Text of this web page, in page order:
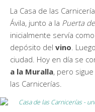
La Casa de las
Ávila, junto a la Puerta
inicialmente servía
depósito del vino .
ciudad. Hoy en día se
a la Muralla, pero
las Carnicerías.